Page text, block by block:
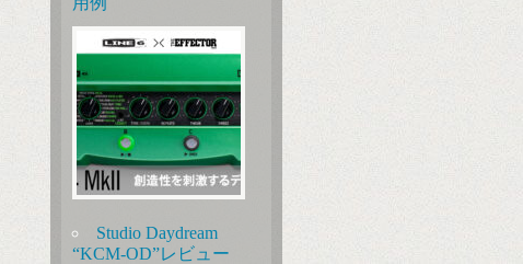
Studio Daydream
“KCM-OD”レビュー